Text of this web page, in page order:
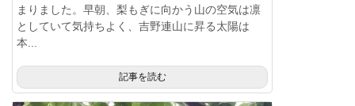
まりました。早朝、梨もぎに向かう山の空気は凛
としていて気持ちよく、吉野連山に昇る太陽は
本...
記事を読む